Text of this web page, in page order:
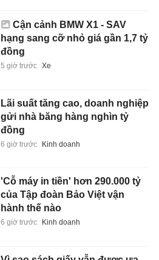
Cận cảnh BMW X1 - SAV
hạng sang cỡ nhỏ giá gần 1,7 tỷ
đồng
5 giờ trước Xe
Lãi suất tăng cao, doanh nghiệp
gửi nhà băng hàng nghìn tỷ
đồng
6 giờ trước Kinh doanh
'Cỗ máy in tiền' hơn 290.000 tỷ
của Tập đoàn Bảo Việt vận
hành thế nào
6 giờ trước Kinh doanh